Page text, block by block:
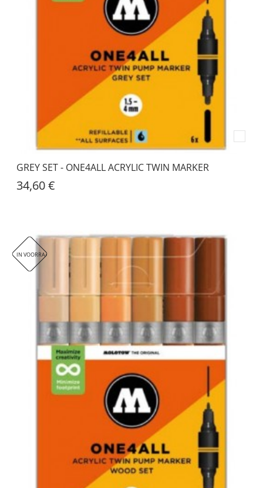
GREY SET - ONE4ALL ACRYLIC TWIN MARKER
34,60 €
IN VOORRAAD